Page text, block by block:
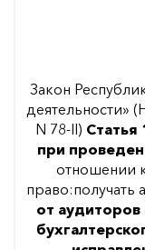
Закон
деятельности»
N 78-II) Статья
при
отношении
право:получать
от